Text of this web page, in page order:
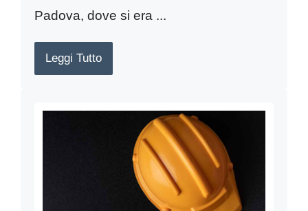
Padova, dove si era ...
Leggi Tutto